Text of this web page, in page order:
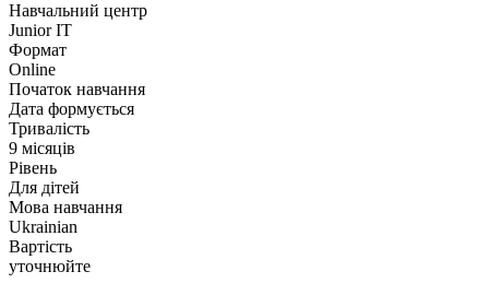
Навчальний центр
Junior IT
Формат
Online
Початок навчання
Дата формується
Тривалість
9 місяців
Рівень
Для дітей
Мова навчання
Ukrainian
Вартість
уточнюйте